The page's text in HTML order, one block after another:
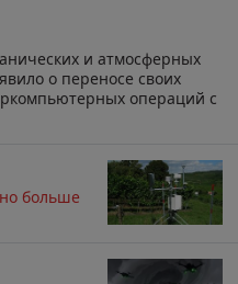
и атмосферных
о переносе своих
операций с
больше